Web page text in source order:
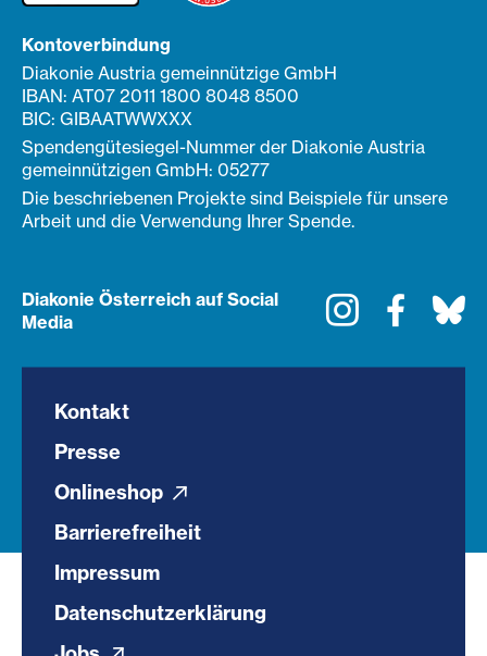
Kontoverbindung
Diakonie Austria gemeinnützige GmbH
IBAN: AT07 2011 1800 8048 8500
BIC: GIBAATWWXXX
Spendengütesiegel-Nummer der Diakonie Austria
gemeinnützigen GmbH: 05277
Die beschriebenen Projekte sind Beispiele für unsere
Arbeit und die Verwendung Ihrer Spende.
Diakonie Österreich auf Social
Media
Instagram
Kontakt
Presse
Onlineshop
Barrierefreiheit
Impressum
Datenschutzerklärung